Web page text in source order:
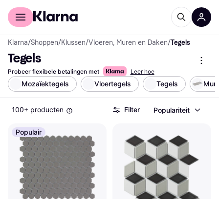
Voor shoppers
Klarna/Shoppen/Klussen/Vloeren, Muren en Daken/Tegels
Tegels
Probeer flexibele betalingen met Leer hoe
Mozaïektegels Vloertegels Tegels
100+ producten Filter Populariteit
Populair